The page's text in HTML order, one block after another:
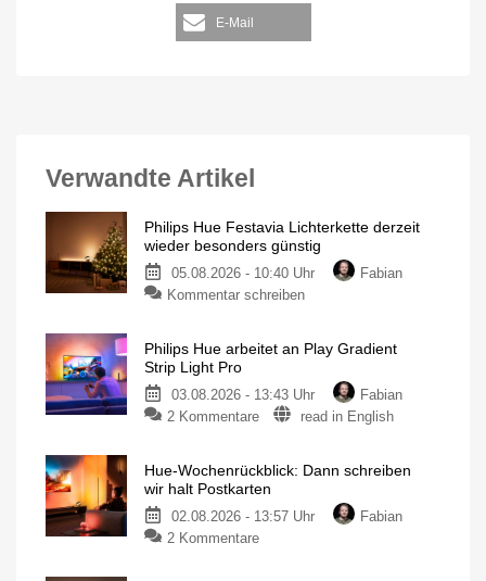
E-Mail
Verwandte Artikel
Philips Hue Festavia Lichterkette derzeit
wieder besonders günstig
05.08.2026 - 10:40 Uhr
Fabian
Kommentar schreiben
Philips Hue arbeitet an Play Gradient
Strip Light Pro
03.08.2026 - 13:43 Uhr
Fabian
2 Kommentare
read in English
Hue-Wochenrückblick: Dann schreiben
wir halt Postkarten
02.08.2026 - 13:57 Uhr
Fabian
2 Kommentare